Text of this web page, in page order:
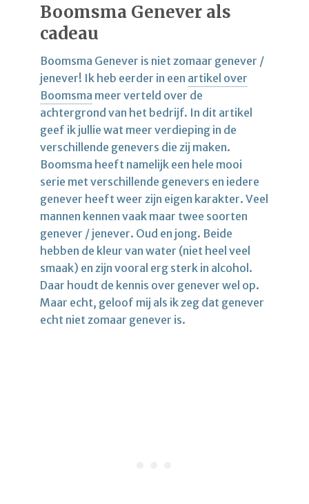
Boomsma Genever als
cadeau
Boomsma Genever is niet zomaar genever /
jenever! Ik heb eerder in een artikel over
Boomsma meer verteld over de
achtergrond van het bedrijf. In dit artikel
geef ik jullie wat meer verdieping in de
verschillende genevers die zij maken.
Boomsma heeft namelijk een hele mooi
serie met verschillende genevers en iedere
genever heeft weer zijn eigen karakter. Veel
mannen kennen vaak maar twee soorten
genever / jenever. Oud en jong. Beide
hebben de kleur van water (niet heel veel
smaak) en zijn vooral erg sterk in alcohol.
Daar houdt de kennis over genever wel op.
Maar echt, geloof mij als ik zeg dat genever
echt niet zomaar genever is.